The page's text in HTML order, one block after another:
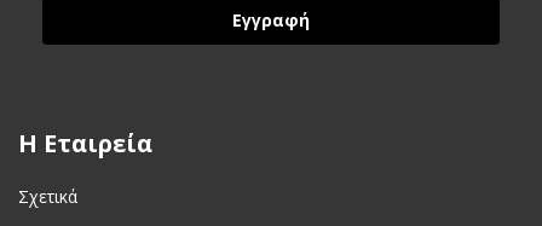
Εγγραφή
H Εταιρεία
Σχετικά